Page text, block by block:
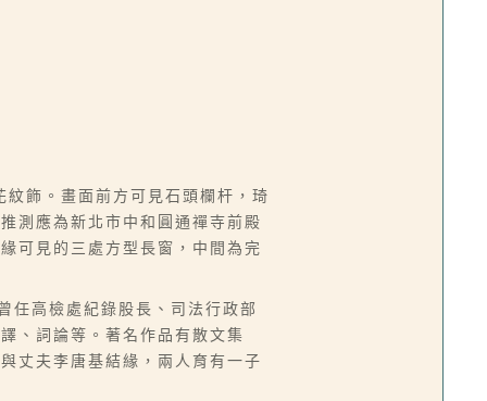
飾。畫面前方可見石頭欄杆，琦
測應為新北市中和圓通禪寺前殿
可見的三處方型長窗，中間為完
任高檢處紀錄股長、司法行政部
、詞論等。著名作品有散文集
丈夫李唐基結緣，兩人育有一子